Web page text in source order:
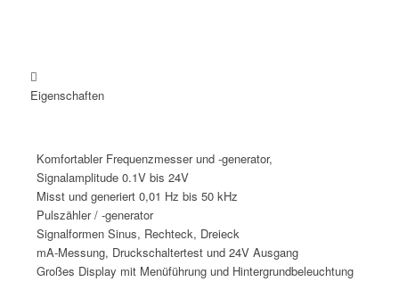

Eigenschaften
Komfortabler Frequenzmesser und -generator,
Signalamplitude 0.1V bis 24V
Misst und generiert 0,01 Hz bis 50 kHz
Pulszähler / -generator
Signalformen Sinus, Rechteck, Dreieck
mA-Messung, Druckschaltertest und 24V Ausgang
Großes Display mit Menüführung und Hintergrundbeleuchtung